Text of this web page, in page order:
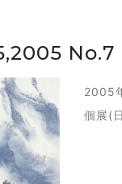
No.7
2005
個展(